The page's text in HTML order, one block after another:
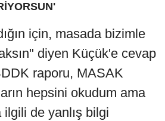
için, masada bizimle
diyen Küçük'e cevap
raporu, MASAK
hepsini okudum ama
de yanlış bilgi